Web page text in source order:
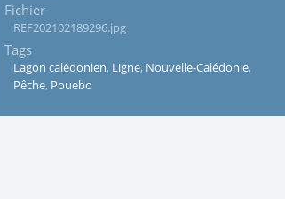
Fichier
REF202102189296.jpg
Tags
Lagon calédonien, Ligne, Nouvelle-Calédonie,
Pêche, Pouebo